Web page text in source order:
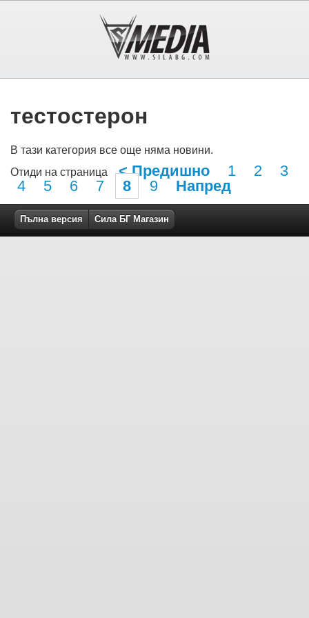
тестостерон
В тази категория все още няма новини.
Отиди на страница
< Предишно 1 2
3
4
5 6 7 8 9 Напред
Пълна версия Сила БГ Магазин